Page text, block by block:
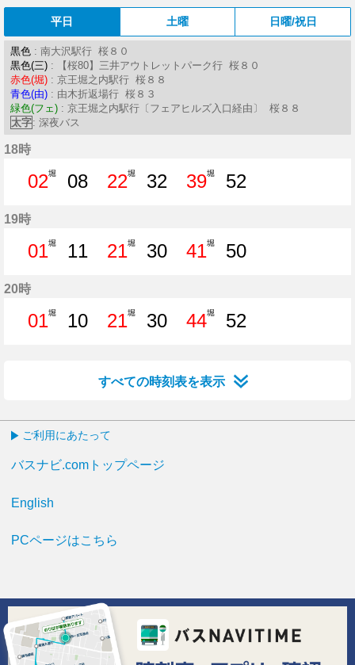
平日 土曜 日曜/祝日
黒色 : 南大沢駅行 桜８０
黒色(三) : 【桜80】三井アウトレットパーク行 桜８０
赤色(堀) : 京王堀之内駅行 桜８８
青色(由) : 由木折返場行 桜８３
緑色(フェ) : 京王堀之内駅行〔フェアヒルズ入口経由〕 桜８８
太字: 深夜バス
18時
02堀
08
22堀
32
39堀
52
19時
01堀
11
21堀
30
41堀
50
20時
01堀
10
21堀
30
44堀
52
すべての時刻表を表示
ご利用にあたって
バスナビ.comトップページ
English
PCページはこちら